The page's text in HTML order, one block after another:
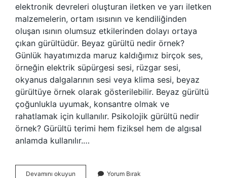
elektronik devreleri oluşturan iletken ve yarı iletken
malzemelerin, ortam ısısının ve kendiliğinden
oluşan ısının olumsuz etkilerinden dolayı ortaya
çıkan gürültüdür. Beyaz gürültü nedir örnek?
Günlük hayatımızda maruz kaldığımız birçok ses,
örneğin elektrik süpürgesi sesi, rüzgar sesi,
okyanus dalgalarının sesi veya klima sesi, beyaz
gürültüye örnek olarak gösterilebilir. Beyaz gürültü
çoğunlukla uyumak, konsantre olmak ve
rahatlamak için kullanılır. Psikolojik gürültü nedir
örnek? Gürültü terimi hem fiziksel hem de algısal
anlamda kullanılır.…
Devamını okuyun Yorum Bırak